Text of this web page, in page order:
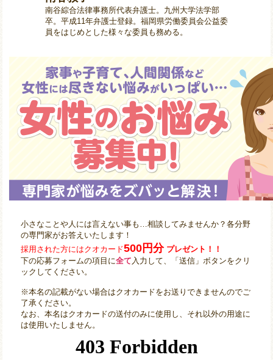
南谷綜合法律事務所代表弁護士。九州大学法学部
卒。平成11年弁護士登録。福岡県労働委員会公益委
員をはじめとした様々な委員も務める。
小さなことや人には言えない事も…相談してみませんか？各分野
の専門家がお答えいたします！
採用された方にはクオカード500円分プレゼント！！
下の応募フォームの項目に全て 入力して、「送信」ボタンをクリ
ックしてください。
※本名の記載がない場合はクオカードをお送りできませんのでご
了承ください。
なお、本名はクオカードの送付のみに使用し、それ以外の用途に
は使用いたしません。